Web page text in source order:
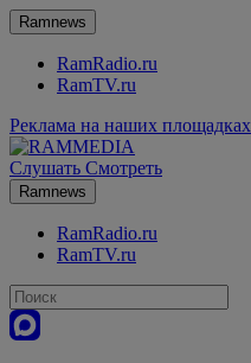
Ramnews
RamRadio.ru
RamTV.ru
Реклама на наших площадках
Слушать Смотреть
Ramnews
RamRadio.ru
RamTV.ru